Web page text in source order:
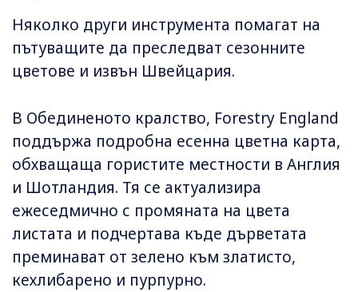
Няколко други инструмента помагат на
пътуващите да преследват сезонните
цветове и извън Швейцария.
В Обединеното кралство, Forestry England
поддържа подробна есенна цветна карта,
обхващаща гористите местности в Англия
и Шотландия. Тя се актуализира
ежеседмично с промяната на цвета
листата и подчертава къде дърветата
преминават от зелено към златисто,
кехлибарено и пурпурно.